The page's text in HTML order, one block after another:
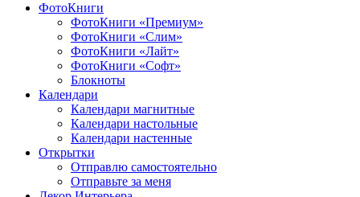
ФотоКниги
ФотоКниги «Премиум»
ФотоКниги «Слим»
ФотоКниги «Лайт»
ФотоКниги «Софт»
Блокноты
Календари
Календари магнитные
Календари настольные
Календари настенные
Открытки
Отправлю самостоятельно
Отправьте за меня